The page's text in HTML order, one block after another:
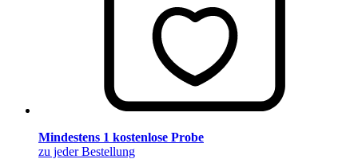
Mindestens 1 kostenlose Probe
zu jeder Bestellung